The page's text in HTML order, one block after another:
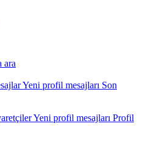
ara
Yeni profil mesajları Son
Yeni profil mesajları Profil